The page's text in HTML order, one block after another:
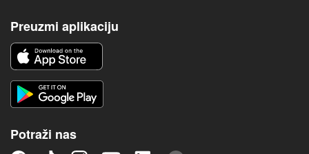
Preuzmi aplikaciju
Potraži nas